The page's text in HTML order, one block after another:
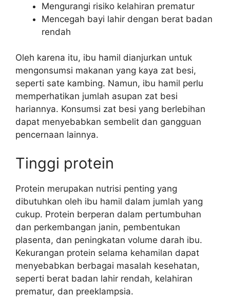
Mengurangi risiko kelahiran prematur
Mencegah bayi lahir dengan berat badan
rendah
Oleh karena itu, ibu hamil dianjurkan untuk
mengonsumsi makanan yang kaya zat besi,
seperti sate kambing. Namun, ibu hamil perlu
memperhatikan jumlah asupan zat besi
hariannya. Konsumsi zat besi yang berlebihan
dapat menyebabkan sembelit dan gangguan
pencernaan lainnya.
Tinggi protein
Protein merupakan nutrisi penting yang
dibutuhkan oleh ibu hamil dalam jumlah yang
cukup. Protein berperan dalam pertumbuhan
dan perkembangan janin, pembentukan
plasenta, dan peningkatan volume darah ibu.
Kekurangan protein selama kehamilan dapat
menyebabkan berbagai masalah kesehatan,
seperti berat badan lahir rendah, kelahiran
prematur, dan preeklampsia.